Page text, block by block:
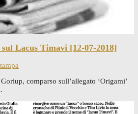
Lacus Timavi [12-07-2018]
comparso sull’allegato ‘Origami’